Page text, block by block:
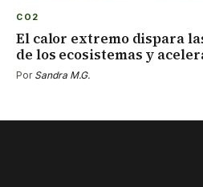
CO2
El calor extremo dispara
de los ecosistemas y
Por Sandra M.G.